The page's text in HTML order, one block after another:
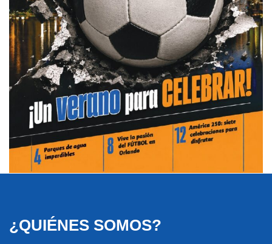
¿QUIÉNES SOMOS?